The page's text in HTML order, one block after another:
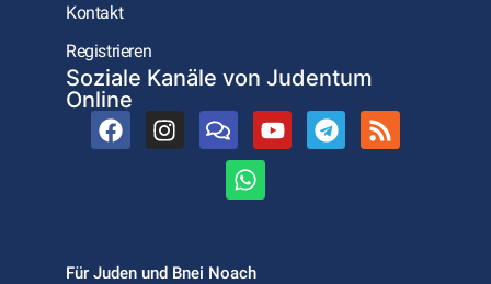
Kontakt
Registrieren
Soziale Kanäle von Judentum
Online
Für Juden und Bnei Noach